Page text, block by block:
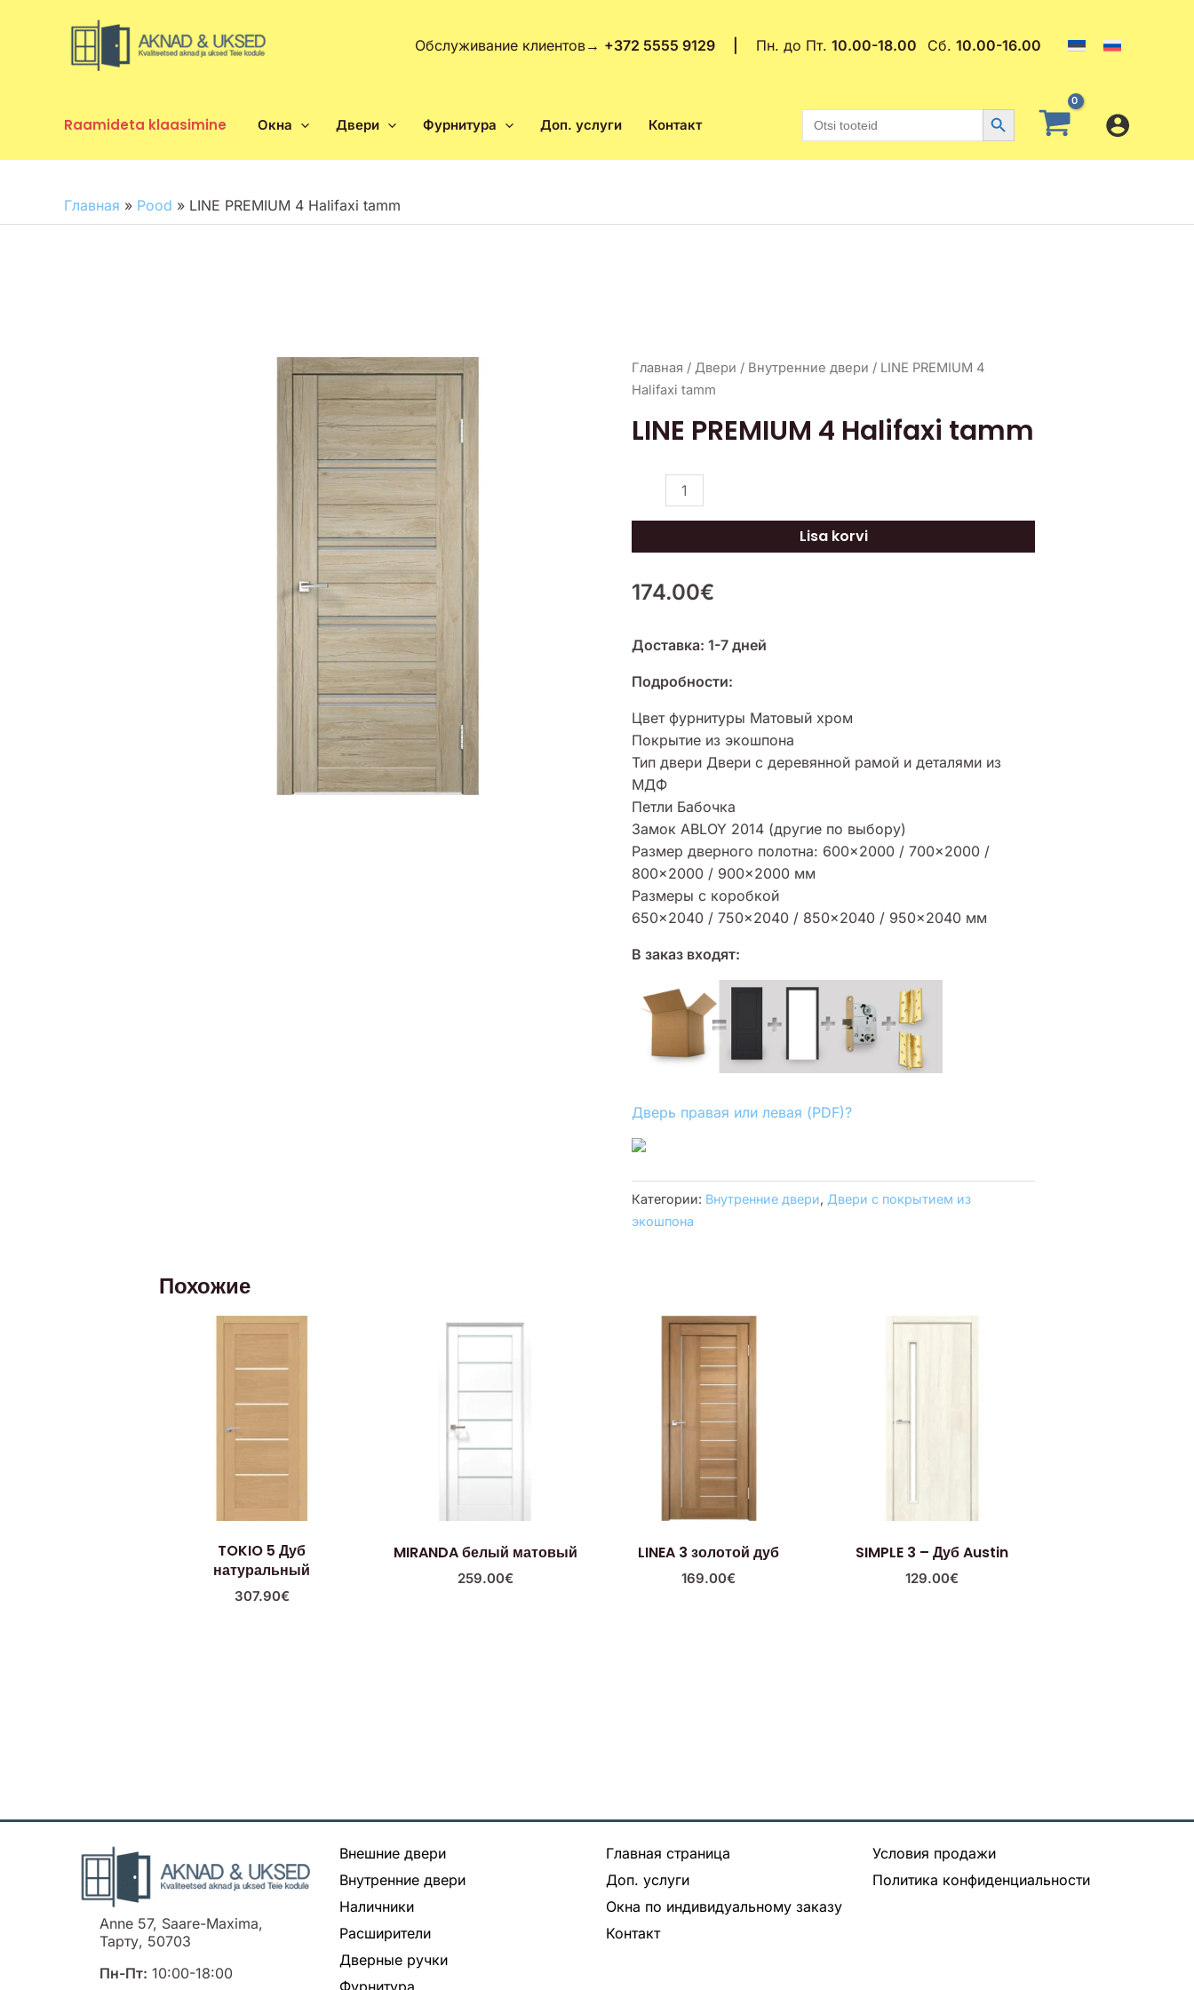
Обслуживание клиентов→ +372 5555 9129 | Пн. до Пт. 10.00-18.00 Сб. 10.00-16.00
Raamideta klaasimine Окна Двери Фурнитура Доп. услуги Контакт
Search
for:
Search Button
Главная » Pood » LINE PREMIUM 4 Halifaxi tamm
Главная /Двери / Внутренние двери / LINE PREMIUM 4
Halifaxi tamm
LINE PREMIUM 4 Halifaxi tamm
174.00€
Количество
товара
PREMIUM
Halifaxi
Lisa korvi
Доставка: 1-7 дней
Подробности:
Цвет фурнитуры Матовый хром
Покрытие из экошпона
Тип двери Двери с деревянной рамой и деталями из
МДФ
Петли Бабочка
Замок ABLOY 2014 (другие по выбору)
Размер дверного полотна: 600×2000 / 700×2000 /
800×2000 / 900×2000 мм
Размеры с коробкой
650×2040 / 750×2040 / 850×2040 / 950×2040 мм
В заказ входят:
Дверь правая или левая (PDF)?
Категории: Внутренние двери,Двери с покрытием из
экошпона
Похожие
TOKIO 5 Дуб
натуральный
307.90€
MIRANDA белый матовый
259.00€
LINEA 3 золотой дуб
169.00€
SIMPLE 3 – Дуб Austin
129.00€
Anne 57, Saare-Maxima,
Тарту, 50703
Пн-Пт: 10:00-18:00
Внешние двери
Внутренние двери
Наличники
Расширители
Дверные ручки
Главная страница
Доп. услуги
Окна по индивидуальному заказу
Контакт
Условия продажи
Политика конфиденциальности